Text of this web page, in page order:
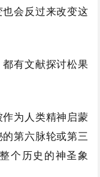
会反过来改变这
有文献探讨松果
为人类精神启蒙
第六脉轮或第三
个历史的神圣象